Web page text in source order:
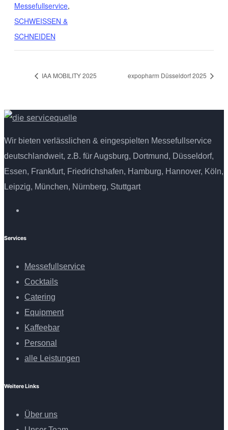
Messefullservice,
SCHWEISSEN &
SCHNEIDEN
IAA MOBILITY 2025 expopharm Düsseldorf 2025
Wir bieten verlässlichen & eingespielten Messefullservice
deutschlandweit, z.B. für Augsburg, Dortmund, Düsseldorf,
Essen, Frankfurt, Friedrichshafen, Hamburg, Hannover, Köln,
Leipzig, München, Nürnberg, Stuttgart
Services
Messefullservice
Cocktails
Catering
Equipment
Kaffeebar
Personal
alle Leistungen
Weitere Links
Über uns